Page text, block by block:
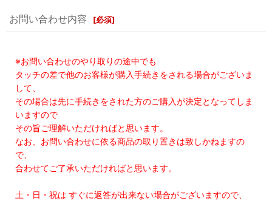
お問い合わせ内容 [必須]
※お問い合わせのやり取りの途中でも
タッチの差で他のお客様が購入手続きをされる場合がございま
して、
その場合は先に手続きをされた方のご購入が決定となってしま
いますので
その旨ご理解いただければと思います。
なお、お問い合わせに依る商品の取り置きは致しかねますの
で、
合わせてご了承いただければと思います。
土・日・祝は すぐに返答が出来ない場合がございますので、